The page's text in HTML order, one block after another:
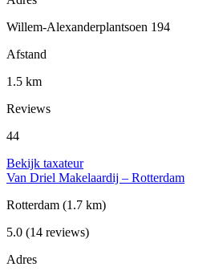
Willem-Alexanderplantsoen 194
Afstand
1.5 km
Reviews
44
Bekijk taxateur
Van Driel Makelaardij – Rotterdam
Rotterdam (1.7 km)
5.0 (14 reviews)
Adres